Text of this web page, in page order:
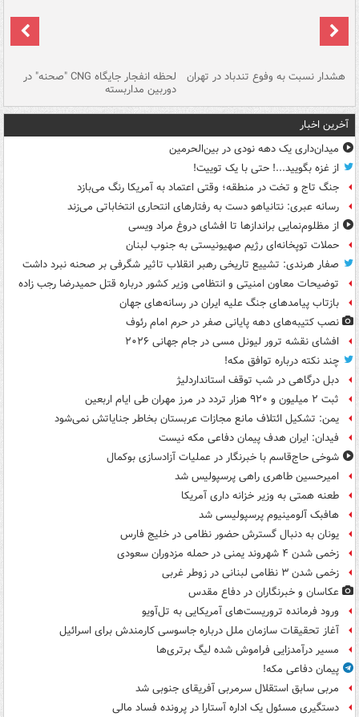
هشدار نسبت به وفوع تندباد در تهران لحظه انفجار جایگاه CNG "صحنه" در
دوربین مداربسته
آخرین اخبار
میدان‌داری یک دهه نودی در بین‌الحرمین
از غزه بگویید...! حتی با یک توییت!
جنگ تاج و تخت در منطقه؛ وقتی اعتماد به آمریکا رنگ می‌بازد
رسانه عبری: نتانیاهو دست به رفتارهای انتحاری انتخاباتی می‌زند
از مظلوم‌نمایی براندازها تا افشای دروغ مراد ویسی
حملات توپخانه‌ای رژیم صهیونیستی به جنوب لبنان
صفار هرندی: تشییع تاریخی رهبر انقلاب تاثیر شگرفی بر صحنه نبرد داشت
توضیحات معاون امنیتی و انتظامی وزیر کشور درباره قتل حمیدرضا رجب زاده
بازتاب پیامدهای جنگ علیه ایران در رسانه‌های جهان
نصب کتیبه‌های دهه پایانی صفر در حرم امام رئوف
افشای نقشه ترور لیونل مسی در جام جهانی ۲۰۲۶
چند نکته درباره توافق مکه!
دبل درگاهی در شب توقف استانداردلیژ
ثبت ۲ میلیون و ۹۲۰ هزار تردد در مرز مهران طی ایام اربعین
یمن: تشکیل ائتلاف مانع مجازات عربستان بخاطر جنایاتش نمی‌شود
فیدان: ایران هدف پیمان دفاعی مکه نیست
شوخی حاج‌قاسم با خبرنگار در عملیات آزادسازی بوکمال
امیرحسین طاهری راهی پرسپولیس شد
طعنه همتی به وزیر خزانه داری آمریکا
هافبک آلومینیوم پرسپولیسی شد
یونان به دنبال گسترش حضور نظامی در خلیج فارس
زخمی شدن ۴ شهروند یمنی در حمله مزدوران سعودی
زخمی شدن ۳ نظامی لبنانی در زوطر غربی
عکاسان و خبرنگاران در دفاع مقدس
ورود فرمانده تروریست‌های آمریکایی به تل‌آویو
آغاز تحقیقات سازمان ملل درباره جاسوسی کارمندش برای اسرائیل
مسیر درآمدزایی فراموش شده لیگ برتری‌ها
پیمان دفاعی مکه!
مربی سابق استقلال سرمربی آفریقای جنوبی شد
دستگیری مسئول یک اداره آستارا در پرونده فساد مالی